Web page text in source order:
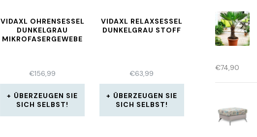
VIDAXL OHRENSESSEL
DUNKELGRAU
MIKROFASERGEWEBE
€156,99
ÜBERZEUGEN SIE
SICH SELBST!
VIDAXL RELAXSESSEL
DUNKELGRAU STOFF
€63,99
ÜBERZEUGEN SIE
SICH SELBST!
€74,90